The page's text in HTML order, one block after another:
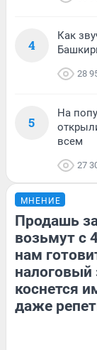
4
Как
28
5
На
всем
27
МНЕНИЕ
Продашь
возьмут с
нам
налоговый
коснется
даже